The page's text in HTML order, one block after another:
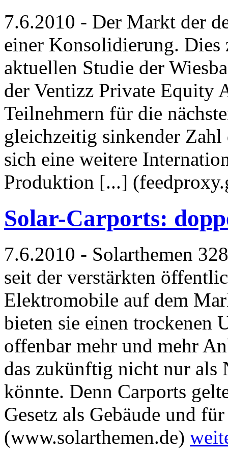
7.6.2010 - Der Markt der
einer Konsolidierung. Dies
aktuellen Studie der
der Ventizz Private Equity
Teilnehmern für die
gleichzeitig sinkender
sich eine weitere
Produktion [...]
Solar-Carports:
7.6.2010 - Solarthemen
seit der verstärkten
Elektromobile auf dem
bieten sie einen trockenen
offenbar mehr und mehr
das zukünftig nicht nur als
könnte. Denn Carports
Gesetz als Gebäude und
(www.solarthemen.de)